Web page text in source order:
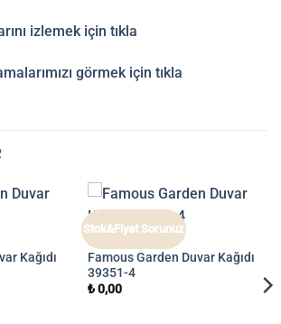
izlemek için tıkla
görmek için tıkla
Kağıdı
Stok&Fiyat Sorunuz
Famous Garden Duvar Kağıdı
39351-4
₺0,00